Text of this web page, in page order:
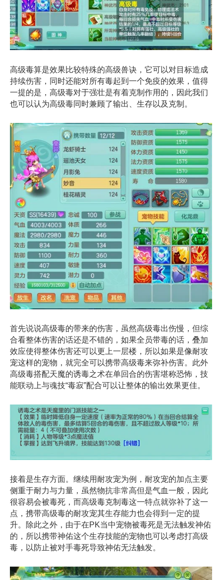
高级毒算是效果比较特殊的高级兽诀，它可以对目标造成
持续伤害，同时还能对所有毒起到一个免疫的效果，值得
一提的是，高级毒对于强壮是有着克制作用的，因此我们
也可以认为高级毒同时兼顾了输出、生存以及克制。
首先说说高级毒的带来的伤害，虽然高级毒出伤慢，但综
合看整体伤害的话还是不错的，如果全员带毒的话，叠加
效应使得整体伤害还可以更上一层楼，所以如果是像耐攻
宠这样的宠物，就完全可以携带高级毒来弥补伤害。此外
高级毒搭配天魔的诱毒之术在单回合的伤害堪称恐怖，技
能联动上与魂技“毒寂”配合可以让整体的输出效果更佳。
接着是生存方面。继续用耐攻宠为例，耐攻宠的加点主要
侧重于耐力与力量，虽然物抗非常高但是气血一般，因此
很容易会被毒死，而高级毒克制毒这一特点就弥补了这一
点，携带高级毒的耐攻宠其生存能力也会得到一定的提
升。除此之外，由于在PK当中宠物被毒死是无法触发神佑
的，所以携带神佑这个生存技能的宠物也可以考虑打高级
毒，以防止被对手毒死导致神佑无法触发。